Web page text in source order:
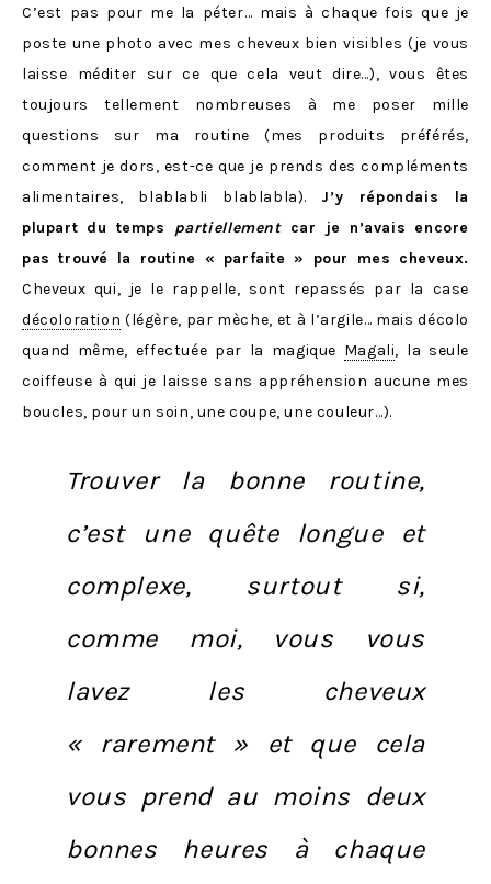
C’est pas pour me la péter… mais à chaque fois que je
poste une photo avec mes cheveux bien visibles (je vous
laisse méditer sur ce que cela veut dire…), vous êtes
toujours tellement nombreuses à me poser mille
questions sur ma routine (mes produits préférés,
comment je dors, est-ce que je prends des compléments
alimentaires, blablabli blablabla). J’y répondais la
plupart du temps partiellementcar je n’avais encore
pas trouvé la routine « parfaite » pour mes cheveux.
Cheveux qui, je le rappelle, sont repassés par la case
décoloration (légère, par mèche, et à l’argile… mais décolo
quand même, effectuée par la magique Magali, la seule
coiffeuse à qui je laisse sans appréhension aucune mes
boucles, pour un soin, une coupe, une couleur…).
Trouver la bonne routine,
c’est une quête longue et
complexe, surtout si,
comme moi, vous vous
lavez les cheveux
« rarement » et que cela
vous prend au moins deux
bonnes heures à chaque